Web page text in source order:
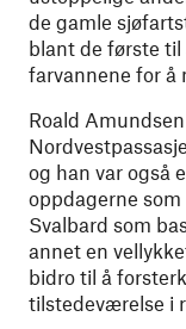
de gamle
blant de første
farvannene for å
Roald
og han var også
oppdagerne
Svalbard som
annet en
bidro til å
tilstedeværelse i